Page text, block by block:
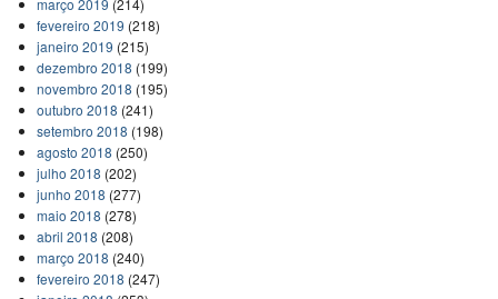
fevereiro 2019 (218)
janeiro 2019 (215)
dezembro 2018 (199)
novembro 2018 (195)
outubro 2018 (241)
setembro 2018 (198)
agosto 2018 (250)
julho 2018 (202)
junho 2018 (277)
maio 2018 (278)
abril 2018 (208)
março 2018 (240)
fevereiro 2018 (247)